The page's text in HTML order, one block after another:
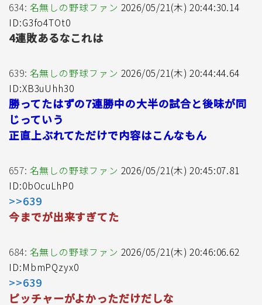
634: 名無しの野球ファン 2026/05/21(木) 20:44:30.14
ID:G3fo4TOt0
4連敗あるなこれは
639: 名無しの野球ファン 2026/05/21(木) 20:44:44.64
ID:XB3uUhh30
勝ってたはずの7連勝中の大半の試合と後味が同
じっていう
正直上ぶれてただけで内容はこんなもん
657: 名無しの野球ファン 2026/05/21(木) 20:45:07.81
ID:0bOcuLhP0
>>639
今までが出来すぎてた
684: 名無しの野球ファン 2026/05/21(木) 20:46:06.62
ID:MbmPQzyx0
>>639
ピッチャーがよかっただけだしな